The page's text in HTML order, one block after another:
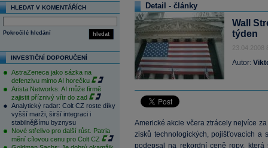
HLEDAT V KOMENTÁŘÍCH
hledat
Pokročilé hledání
INVESTIČNÍ DOPORUČENÍ
AstraZeneca jako sázka na
defenzivu mimo AI horečku
Arista Networks: AI může firmě
zajistit příznivý vítr do zad
Analytický radar: Colt CZ roste díky
vyšší marži, širší integraci i
stabilnějšímu byznysu
Nové střelivo pro další růst. Patria
mění cílovou cenu pro Colt CZ
Detail - články
Wall
týden
23.04.2008
Autor:
Americké akcie včera ztrácely nejvíce
zisků technologických, pojišťovacích a
podepsal na rekordní ceněropy, která